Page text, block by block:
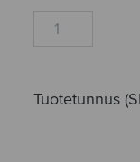
Två
määrä
Tuotetunnus